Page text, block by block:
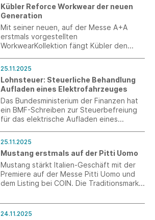
Kübler Reforce Workwear der neuen
Generation
Mit seiner neuen, auf der Messe A+A
erstmals vorgestellten
WorkwearKollektion fängt Kübler den
stringentem, dynamischem Design auf
neue Weise.
25.11.2025
Lohnsteuer: Steuerliche Behandlung
Aufladen eines Elektrofahrzeuges
Das Bundesministerium der Finanzen hat
ein BMF-Schreiben zur Steuerbefreiung
für das elektrische Aufladen eines
steuerlichen Behandlung der vom
Arbeitnehmer selbst getragenen
Stromkosten veröffentlicht.
25.11.2025
Mustang erstmals auf der Pitti Uomo
Mustang stärkt Italien-Geschäft mit der
Premiere auf der Messe Pitti Uomo und
dem Listing bei COIN. Die Traditionsmarke
fort und feiert den erfolgreichen
Markteintritt in Italien.
24.11.2025